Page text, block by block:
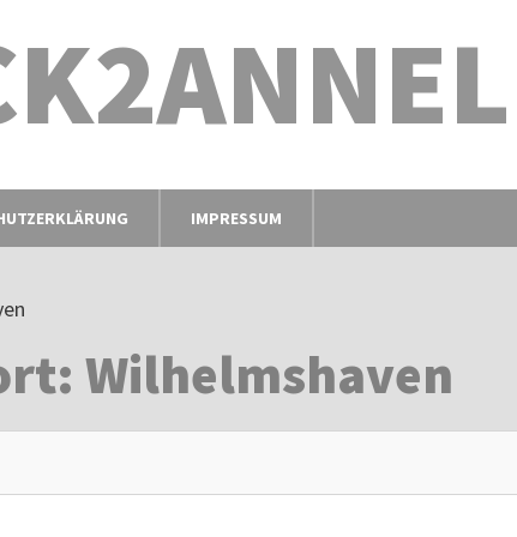
IMPRESSUM
Wilhelmshaven